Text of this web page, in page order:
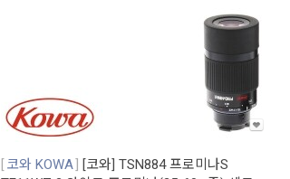
코와 KOWA
[코와] TSN884 프로미나S